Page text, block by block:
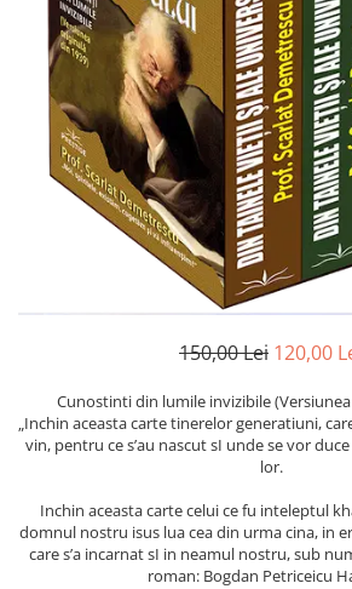
Audiobook
ReConnect
Religie
Crestinism
ScienceConnection
SelfConnect
Vindecare Spirituala
Senzatii/Thriller
SF & Fantasy
Teatru
Teens Book Club
Umor
Instrumente si Truse Geometrie
Seturi scolare
Calculator
Consumabile & Accesorii
COLOREAZA CU PRIETENII
De colorat
Pot desena minunat
Sa coloram cu Nicol
Carti educative
Codul copiilor de succes
Copii 0-7 ani
Clubul Premiantilor
Culegeri Auxiliare
Dezvoltare personala
Enciclopedii
Kids Book Club
Legende istorice
Literatura Scolara
Puzzle-uri
Puzzle
Puzzle 3D Lemn
150,00 Lei 120,00
Cunostinti din lumile invizibile
„Inchin aceasta carte tinerelor generatiuni,
vin, pentru ce s’au nascut sI unde se vor
lor.
Inchin aceasta carte celui ce fu inteleptul
domnul nostru isus lua cea din urma cina, in
care s’a incarnat sI in neamul nostru, sub
roman: Bogdan Petriceicu